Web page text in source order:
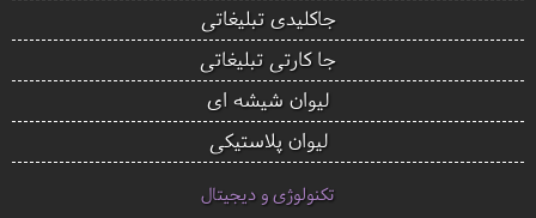
جاکلیدی تبلیغاتی
جا کارتی تبلیغاتی
لیوان شیشه ای
لیوان پلاستیکی
تکنولوژی و دیجیتال